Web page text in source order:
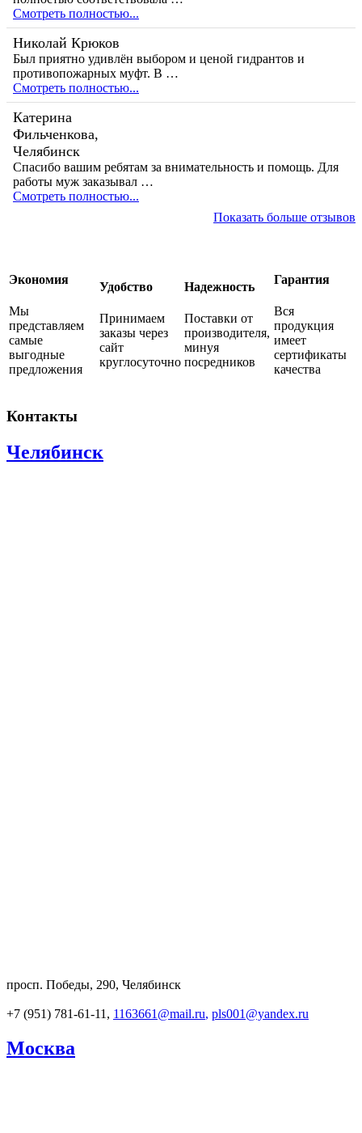
Смотреть полностью...
Николай Крюков
Был приятно удивлён выбором и ценой гидрантов и
противопожарных муфт. В …
Смотреть полностью...
Катерина
Фильченкова,
Челябинск
Спасибо вашим ребятам за внимательность и помощь. Для
работы муж заказывал …
Смотреть полностью...
Показать больше отзывов
Экономия
Мы
представляем
самые
выгодные
предложения
Удобство
Принимаем
заказы через
сайт
круглосуточно
Надежность
Поставки от
производителя,
минуя
посредников
Гарантия
Вся
продукция
имеет
сертификаты
качества
Контакты
Челябинск
просп. Победы, 290, Челябинск
+7 (951) 781-61-11, 1163661@mail.ru, pls001@yandex.ru
Москва